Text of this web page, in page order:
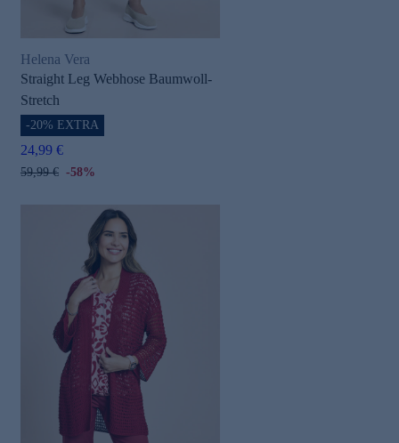
Helena Vera
Straight Leg Webhose Baumwoll-
Stretch
-20% EXTRA
24,99 €
59,99 € -58%